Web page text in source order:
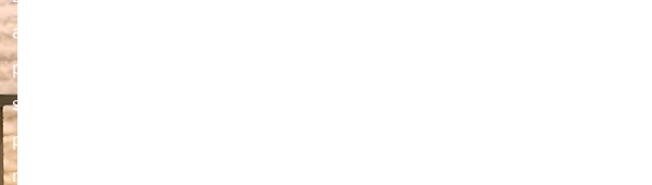
advocacia! Somos especialistas em direito
previdenciário, familiar e cível, oferecendo
soluções jurídicas personalizadas para
proteger seus direitos e assegurar
resultados justos. Conte com nossa